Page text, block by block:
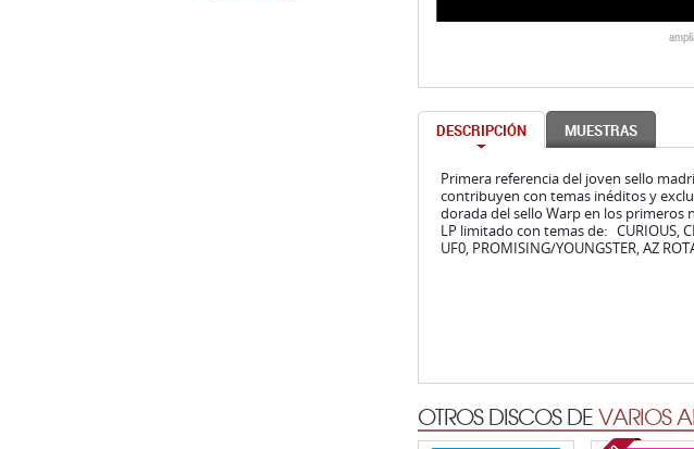
DESCRIPCIÓN MUESTRAS
Primera referencia del joven sello
contribuyen con temas inéditos y
dorada del sello Warp en los
LP limitado con temas de: CURIOUS,
UF0, PROMISING/YOUNGSTER, AZ
OTROS DISCOS DEVARIOS